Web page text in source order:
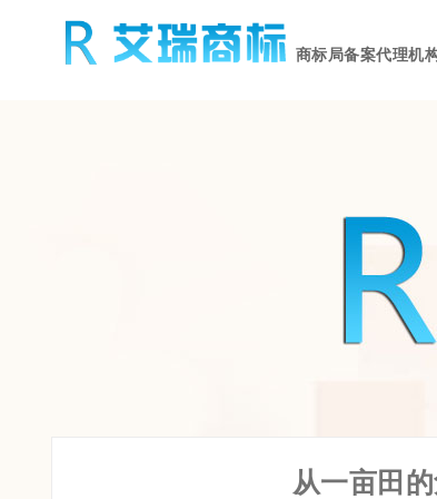
商标局备案代理机
从一亩田